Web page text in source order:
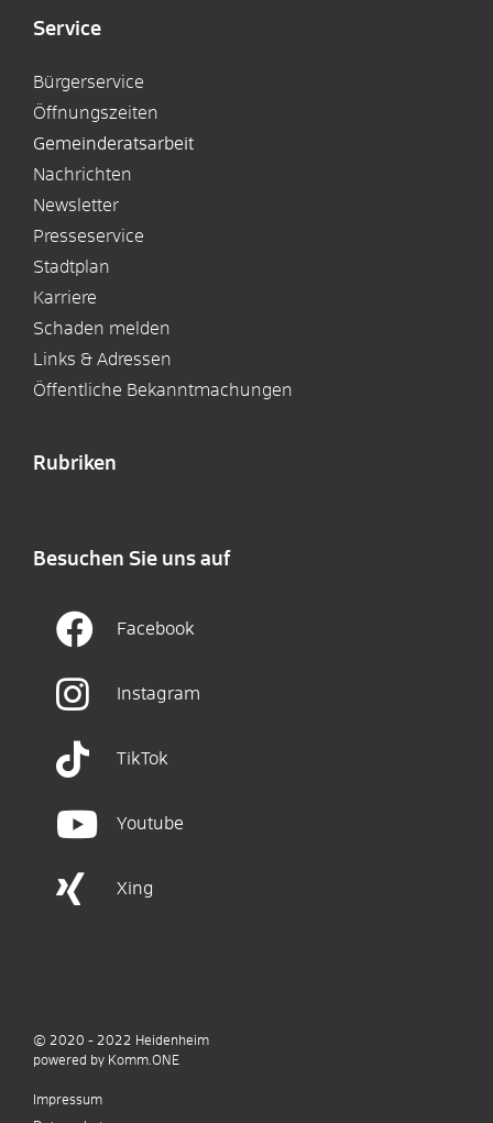
Service
Bürgerservice
Öffnungszeiten
Gemeinderatsarbeit
Nachrichten
Newsletter
Presseservice
Stadtplan
Karriere
Schaden melden
Links & Adressen
Öffentliche Bekanntmachungen
Rubriken
Besuchen Sie uns auf
Facebook
Instagram
TikTok
Youtube
Xing
© 2020 - 2022 Heidenheim
powered by Komm.ONE
Impressum